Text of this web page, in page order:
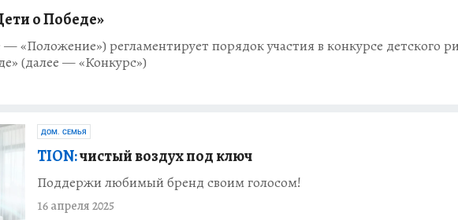
о Победе»
«Положение») регламентирует порядок участия в конкурсе детского
(далее — «Конкурс»)
ДОМ. СЕМЬЯ
TION:чистый воздух под ключ
Поддержи любимый бренд своим голосом!
16 апреля 2025